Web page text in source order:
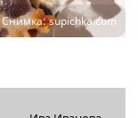
Снимка: supichka.com